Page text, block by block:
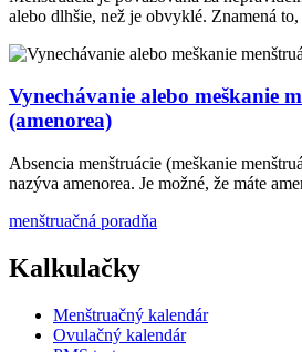
alebo dlhšie, než je obvyklé. Znamená to,
Vynechávanie alebo meškanie
(amenorea)
Absencia menštruácie (meškanie
nazýva amenorea. Je možné, že máte
menštruačná poradňa
Kalkulačky
Menštruačný kalendár
Ovulačný kalendár